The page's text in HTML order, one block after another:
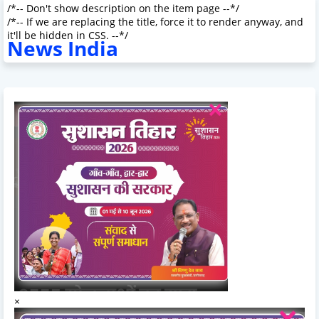
/*-- Don't show description on the item page --*/
/*-- If we are replacing the title, force it to render anyway, and
it'll be hidden in CSS. --*/
News India
×